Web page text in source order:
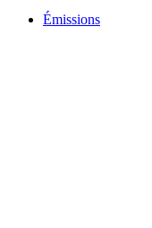
Émissions